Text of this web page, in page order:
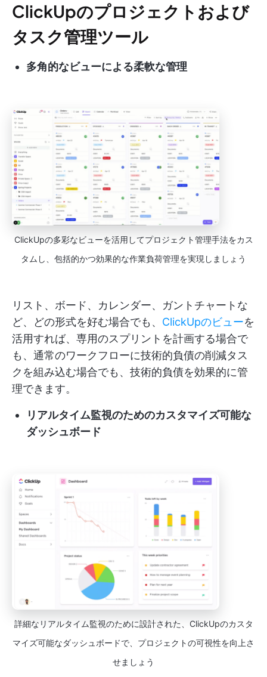
ClickUpのプロジェクトおよび
タスク管理ツール
多角的なビューによる柔軟な管理
ClickUpの多彩なビューを活用してプロジェクト管理手法をカス
タムし、包括的かつ効果的な作業負荷管理を実現しましょう
リスト、ボード、カレンダー、ガントチャートな
ど、どの形式を好む場合でも、 ClickUpのビューを
活用すれば、専用のスプリントを計画する場合で
も、通常のワークフローに技術的負債の削減タス
クを組み込む場合でも、技術的負債を効果的に管
理できます。
リアルタイム監視のためのカスタマイズ可能な
ダッシュボード
詳細なリアルタイム監視のために設計された、ClickUpのカスタ
マイズ可能なダッシュボードで、プロジェクトの可視性を向上さ
せましょう